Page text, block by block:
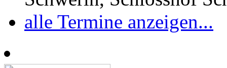
alle Termine anzeigen...